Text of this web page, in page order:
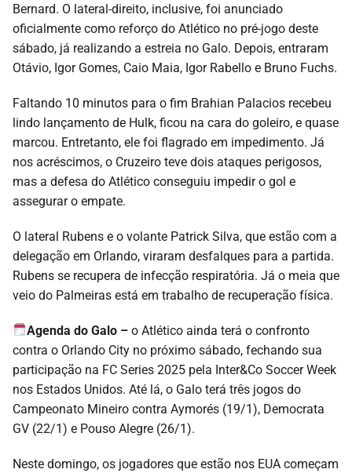
Bernard. O lateral-direito, inclusive, foi anunciado
oficialmente como reforço do Atlético no pré-jogo deste
sábado, já realizando a estreia no Galo. Depois, entraram
Otávio, Igor Gomes, Caio Maia, Igor Rabello e Bruno Fuchs.
Faltando 10 minutos para o fim Brahian Palacios recebeu
lindo lançamento de Hulk, ficou na cara do goleiro, e quase
marcou. Entretanto, ele foi flagrado em impedimento. Já
nos acréscimos, o Cruzeiro teve dois ataques perigosos,
mas a defesa do Atlético conseguiu impedir o gol e
assegurar o empate.
O lateral Rubens e o volante Patrick Silva, que estão com a
delegação em Orlando, viraram desfalques para a partida.
Rubens se recupera de infecção respiratória. Já o meia que
veio do Palmeiras está em trabalho de recuperação física.
Agenda do Galo –o Atlético ainda terá o confronto
contra o Orlando City no próximo sábado, fechando sua
participação na FC Series 2025 pela Inter&Co Soccer Week
nos Estados Unidos. Até lá, o Galo terá três jogos do
Campeonato Mineiro contra Aymorés (19/1), Democrata
GV (22/1) e Pouso Alegre (26/1).
Neste domingo, os jogadores que estão nos EUA começam